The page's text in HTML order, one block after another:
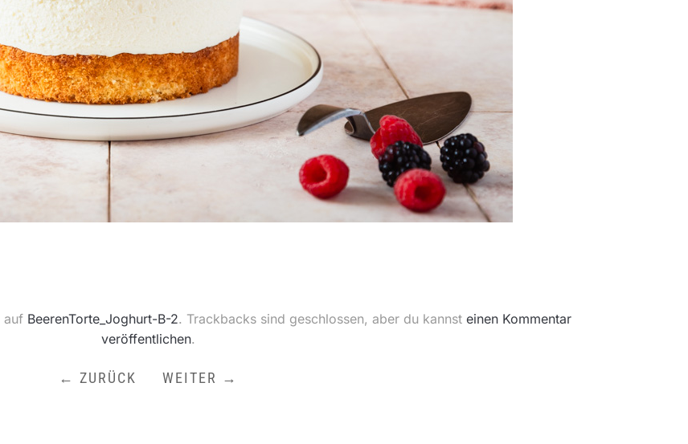
auf BeerenTorte_Joghurt-B-2. Trackbacks sind geschlossen, aber du kannst einen Kommentar
veröffentlichen.
← ZURÜCK WEITER →